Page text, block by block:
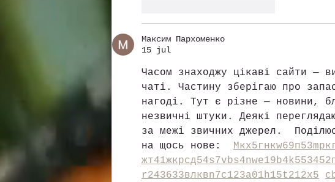
Максим Пархоменко
15 jul
Часом знаходжу цікаві сайти —
чаті. Частину зберігаю про
нагоді. Тут є різне — новини,
незвичні штуки. Деякі
за межі звичних джерел.
на щось нове: Мкх5гнкw69п53mp
жт41жкрсд54s7vbs4nwe19b4k553452
r243633влквn7c123a01h15t212x5